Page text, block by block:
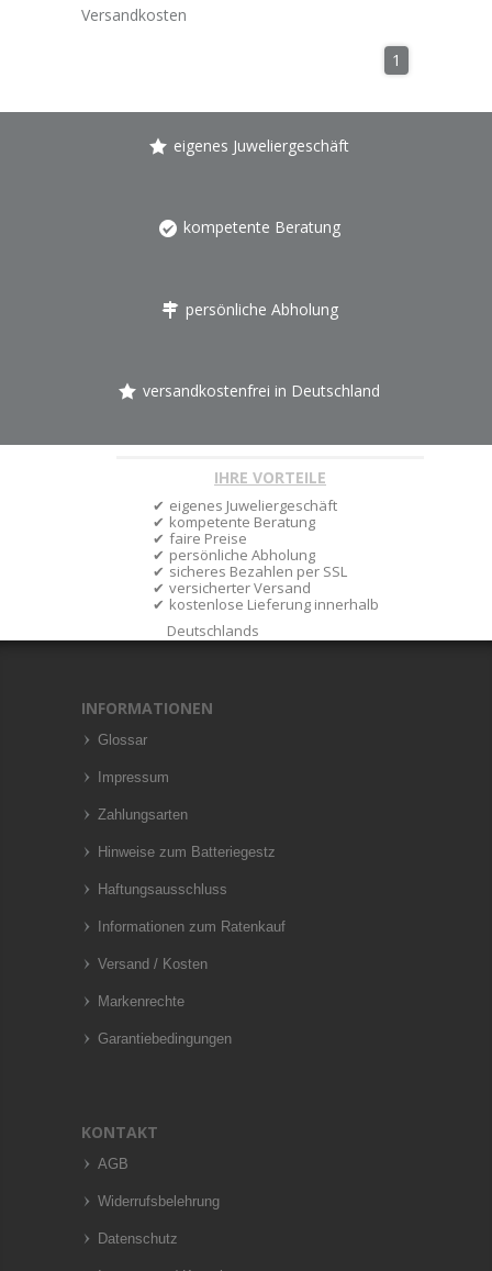
Versandkosten
1
eigenes Juweliergeschäft
kompetente Beratung
persönliche Abholung
versandkostenfrei in Deutschland
IHRE VORTEILE
eigenes Juweliergeschäft
kompetente Beratung
faire Preise
persönliche Abholung
sicheres Bezahlen per SSL
versicherter Versand
kostenlose Lieferung innerhalb
Deutschlands
INFORMATIONEN
Glossar
Impressum
Zahlungsarten
Hinweise zum Batteriegestz
Haftungsausschluss
Informationen zum Ratenkauf
Versand / Kosten
Markenrechte
Garantiebedingungen
KONTAKT
AGB
Widerrufsbelehrung
Datenschutz